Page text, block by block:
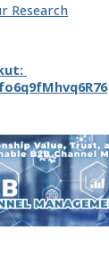
Research